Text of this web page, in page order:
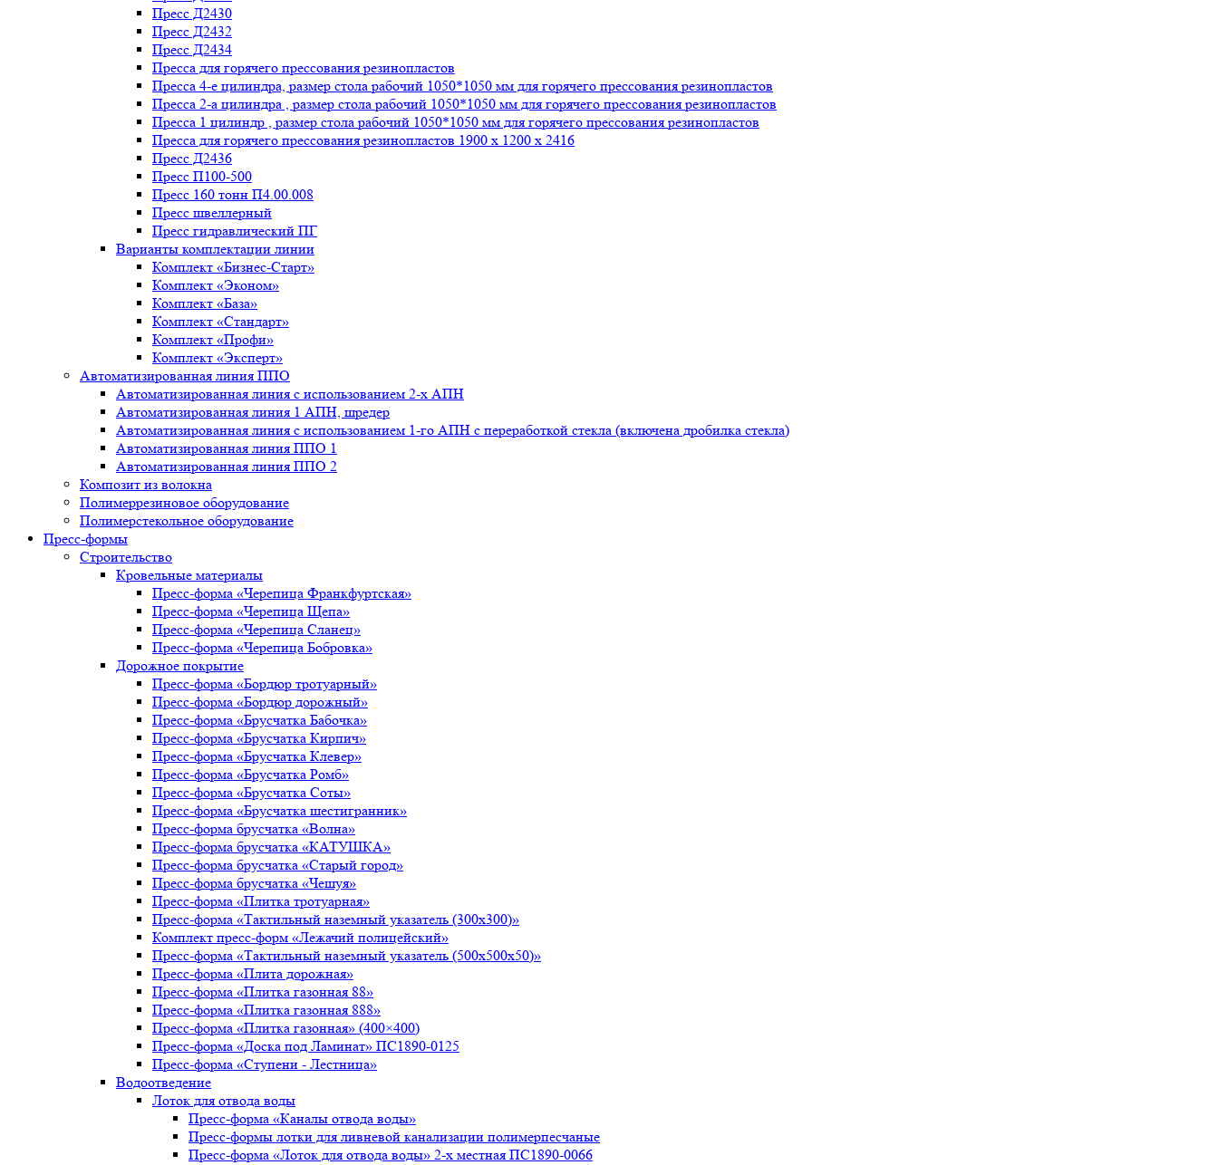
Пресс Д2430
Пресс Д2432
Пресс Д2434
Пресса для горячего прессования резинопластов
Пресса 4-е цилиндра, размер стола рабочий 1050*1050 мм для горячего прессования резинопластов
Пресса 2-а цилиндра , размер стола рабочий 1050*1050 мм для горячего прессования резинопластов
Пресса 1 цилиндр , размер стола рабочий 1050*1050 мм для горячего прессования резинопластов
Пресса для горячего прессования резинопластов 1900 х 1200 х 2416
Пресс Д2436
Пресс П100-500
Пресс 160 тонн П4.00.008
Пресс швеллерный
Пресс гидравлический ПГ
Варианты комплектации линии
Комплект «Бизнес-Старт»
Комплект «Эконом»
Комплект «База»
Комплект «Стандарт»
Комплект «Профи»
Комплект «Эксперт»
Автоматизированная линия ППО
Автоматизированная линия с использованием 2-х АПН
Автоматизированная линия 1 АПН, шредер
Автоматизированная линия с использованием 1-го АПН с переработкой стекла (включена дробилка стекла)
Автоматизированная линия ППО 1
Автоматизированная линия ППО 2
Композит из волокна
Полимеррезиновое оборудование
Полимерстекольное оборудование
Пресс-формы
Строительство
Кровельные материалы
Пресс-форма «Черепица Франкфуртская»
Пресс-форма «Черепица Щепа»
Пресс-форма «Черепица Сланец»
Пресс-форма «Черепица Бобровка»
Дорожное покрытие
Пресс-форма «Бордюр тротуарный»
Пресс-форма «Бордюр дорожный»
Пресс-форма «Брусчатка Бабочка»
Пресс-форма «Брусчатка Кирпич»
Пресс-форма «Брусчатка Клевер»
Пресс-форма «Брусчатка Ромб»
Пресс-форма «Брусчатка Соты»
Пресс-форма «Брусчатка шестигранник»
Пресс-форма брусчатка «Волна»
Пресс-форма брусчатка «КАТУШКА»
Пресс-форма брусчатка «Старый город»
Пресс-форма брусчатка «Чешуя»
Пресс-форма «Плитка тротуарная»
Пресс-форма «Тактильный наземный указатель (300х300)»
Комплект пресс-форм «Лежачий полицейский»
Пресс-форма «Тактильный наземный указатель (500х500х50)»
Пресс-форма «Плита дорожная»
Пресс-форма «Плитка газонная 88»
Пресс-форма «Плитка газонная 888»
Пресс-форма «Плитка газонная» (400×400)
Пресс-форма «Доска под Ламинат» ПС1890-0125
Пресс-форма «Ступени - Лестница»
Водоотведение
Лоток для отвода воды
Пресс-форма «Каналы отвода воды»
Пресс-формы лотки для ливневой канализации полимерпесчаные
Пресс-форма «Лоток для отвода воды» 2-х местная ПС1890-0066